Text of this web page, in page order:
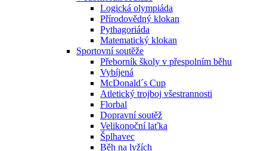
Logická olympiáda
Přírodovědný klokan
Pythagoriáda
Matematický klokan
Sportovní soutěže
Přeborník školy v přespolním běhu
Vybíjená
McDonald´s Cup
Atletický trojboj všestrannosti
Florbal
Dopravní soutěž
Velikonoční laťka
Šplhavec
Běh na lyžích